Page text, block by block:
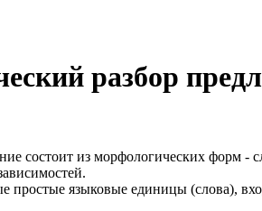
разбор
состоит из морфологических форм
простые языковые единицы (слова),